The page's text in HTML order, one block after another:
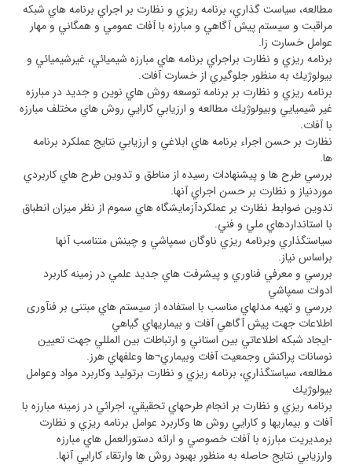
مطالعه، سياست گذاري، ‌برنامه ريزي و نظارت بر اجراي برنامه هاي شبكه
مراقبت و سيستم پيش آگاهي و مبارزه با آفات عمومي و همگاني و مهار
عوامل خسارت زا.
برنامه ريزي و نظارت براجراي برنامه هاي مبارزه شيميائي، غيرشيميائي و
بيولوژيك به منظور جلوگيري از خسارت آفات.
برنامه ريزي و نظارت بر برنامه توسعه روش هاي نوين و جديد در مبارزه
غير شيميايي وبيولوژيك مطالعه و ارزيابي كارايي روش هاي مختلف مبارزه
با آفات.
نظارت بر حسن اجراء برنامه هاي ابلاغي و ارزيابي نتايج عملكرد برنامه
ها.
بررسي طرح ها و پيشنهادات رسيده از مناطق و تدوين طرح هاي كاربردي
موردنياز و نظارت بر حسن اجراي آنها.
تدوين ضوابط نظارت بر عملكردآزمايشگاه هاي سموم از نظر ميزان انطباق
با استانداردهاي ملي و فني.
سياستگذاري وبرنامه ريزي ناوگان سمپاشي و چينش متناسب آنها
براساس نياز.
بررسي و معرفي فناوري و پيشرفت هاي جديد علمي در زمينه كاربرد
ادوات سمپاشي
بررسي و تهيه مدلهاي مناسب با استفاده از سيستم هاي مبتنی بر فنآوری
اطلاعات جهت پيش آگاهي آفات و بيماريهاي گياهي
-ايجاد شبكه اطلاعاتي بين استاني و ارتباطات بين المللي جهت تعيين
نوسانات پراكنش وجمعيت آفات وبيماري¬ها وعلفهاي هرز.
مطالعه، سياستگذاري، برنامه ريزي و نظارت برتوليد وكاربرد مواد وعوامل
بيولوژيك
برنامه ريزي و نظارت بر انجام طرحهاي تحقيقي، اجرائي در زمينه مبارزه با
آفات و بيماريها و كارايي روش ها وكاربرد عوامل برنامه ريزي و نظارت
برمديريت مبارزه با آفات خصوصي و ارائه دستورالعمل هاي مبارزه
وارزيابي نتايج حاصله به منظور بهبود روش ها وارتقاء كارايي آنها.